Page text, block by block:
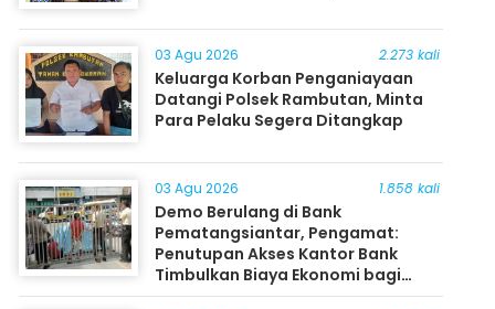
03 Agu 2026 2.273 kali
Keluarga Korban Penganiayaan
Datangi Polsek Rambutan, Minta
Para Pelaku Segera Ditangkap
03 Agu 2026 1.858 kali
Demo Berulang di Bank
Pematangsiantar, Pengamat:
Penutupan Akses Kantor Bank
Timbulkan Biaya Ekonomi bagi
Masyarakat